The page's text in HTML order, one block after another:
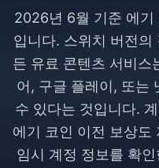
2026년 6월 기준 에기
입니다. 스위치 버전
든 유료 콘텐츠 서비스
어, 구글 플레이, 또는
수 있다는 것입니다.
에기 코인 이전 보상도
임시 계정 정보를 확